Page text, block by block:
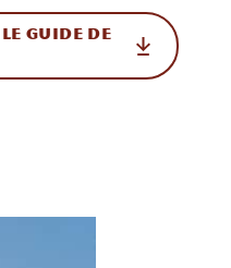
GUIDE DE